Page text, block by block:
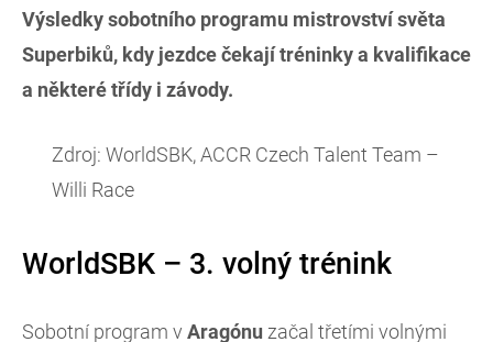
Výsledky sobotního programu mistrovství světa
Superbiků, kdy jezdce čekají tréninky a kvalifikace
a některé třídy i závody.
Zdroj: WorldSBK, ACCR Czech Talent Team –
Willi Race
WorldSBK – 3. volný trénink
Sobotní program v Aragónu začal třetími volnými